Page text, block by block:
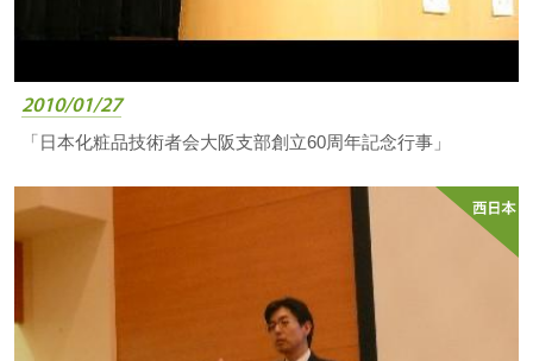
2010/01/27
「日本化粧品技術者会大阪支部創立60周年記念行事」